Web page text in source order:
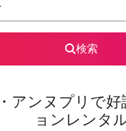
検索
アンヌプリで
ョンレンタ